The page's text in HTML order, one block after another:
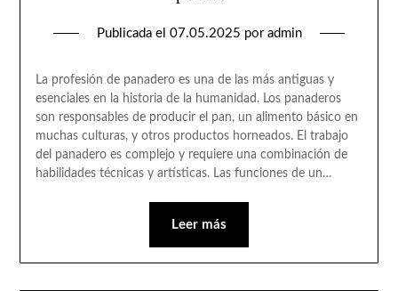
Publicada el 07.05.2025 por admin
La profesión de panadero es una de las más antiguas y
esenciales en la historia de la humanidad. Los panaderos
son responsables de producir el pan, un alimento básico en
muchas culturas, y otros productos horneados. El trabajo
del panadero es complejo y requiere una combinación de
habilidades técnicas y artísticas. Las funciones de un…
Leer más